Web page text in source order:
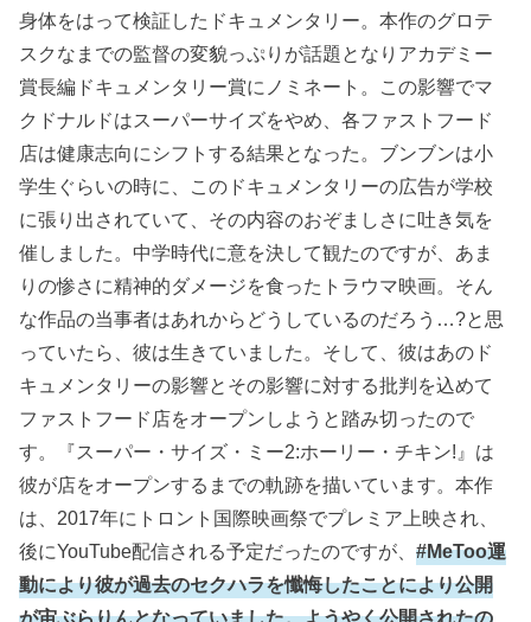
身体をはって検証したドキュメンタリー。本作のグロテ
スクなまでの監督の変貌っぷりが話題となりアカデミー
賞長編ドキュメンタリー賞にノミネート。この影響でマ
クドナルドはスーパーサイズをやめ、各ファストフード
店は健康志向にシフトする結果となった。ブンブンは小
学生ぐらいの時に、このドキュメンタリーの広告が学校
に張り出されていて、その内容のおぞましさに吐き気を
催しました。中学時代に意を決して観たのですが、あま
りの惨さに精神的ダメージを食ったトラウマ映画。そん
な作品の当事者はあれからどうしているのだろう…?と思
っていたら、彼は生きていました。そして、彼はあのド
キュメンタリーの影響とその影響に対する批判を込めて
ファストフード店をオープンしようと踏み切ったので
す。『スーパー・サイズ・ミー2:ホーリー・チキン!』は
彼が店をオープンするまでの軌跡を描いています。本作
は、2017年にトロント国際映画祭でプレミア上映され、
後にYouTube配信される予定だったのですが、#MeToo運
動により彼が過去のセクハラを懺悔したことにより公開
が宙ぶらりんとなっていました。ようやく公開されたの